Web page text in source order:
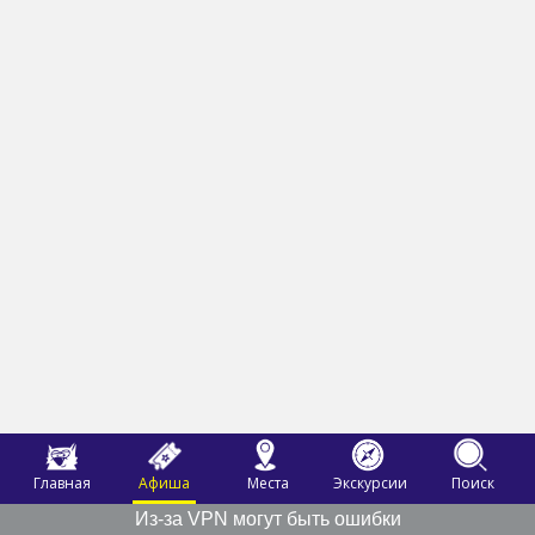
Главная Афиша Места Экскурсии
Поиск
Из-за VPN могут быть ошибки